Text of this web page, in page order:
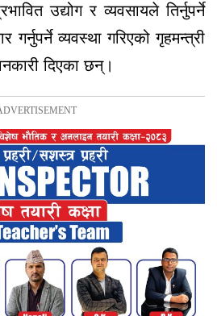
उद्योग र व्यवसायले तिर्नुपर्ने
गर्नुपर्ने व्यवस्था गरिएको गृहमन्त्री
दिएका छन्।